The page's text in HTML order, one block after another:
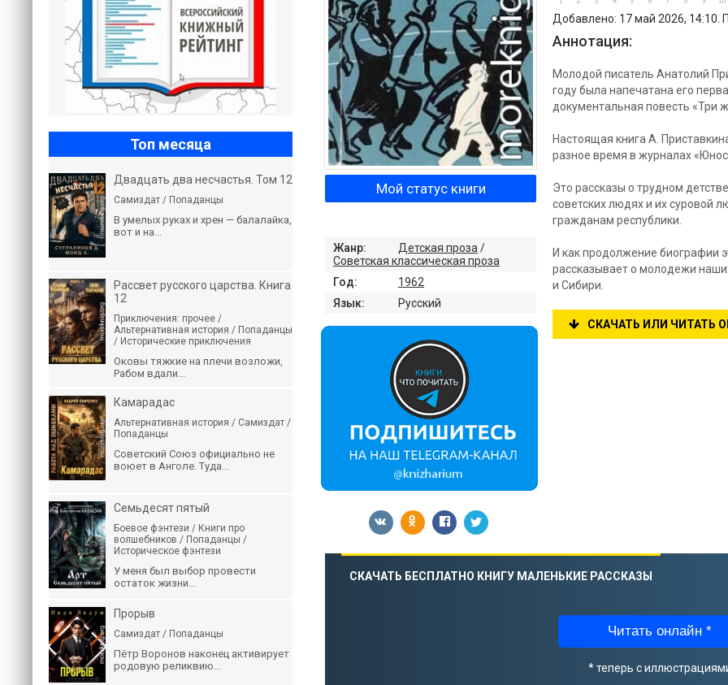
Добавлено: 17 май 2026, 14:10.
Аннотация:
Молодой писатель Анатолий
году была напечатана его
документальная повесть «Три
Настоящая книга А.
разное время в журналах
Это рассказы о трудном
советских людях и их суровой
гражданам республики.
И как продолжение биографии
рассказывает о молодежи
и Сибири.
СКАЧАТЬ ИЛИ ЧИТАТЬ
Мой статус книги
Жанр: Детская проза/
Советская классическая проза
Год:
1962
Язык:
Русский
СКАЧАТЬ БЕСПЛАТНО КНИГУ МАЛЕНЬКИЕ РАССКАЗЫ
Читать онлайн *
* теперь с
Топ месяца
Двадцать два несчастья. Том 12
Самиздат / Попаданцы
В умелых руках и хрен — балалайка,
вот и на...
Рассвет русского царства. Книга
12
Приключения: прочее /
Альтернативная история / Попаданцы
/ Исторические приключения
Оковы тяжкие на плечи возложи,
Рабом вдали...
Камарадас
Альтернативная история / Самиздат /
Попаданцы
Советский Союз официально не
воюет в Анголе. Туда...
Семьдесят пятый
Боевое фэнтези / Книги про
волшебников / Попаданцы /
Историческое фэнтези
У меня был выбор провести
остаток жизни...
Прорыв
Самиздат / Попаданцы
Пётр Воронов наконец активирует
родовую реликвию...